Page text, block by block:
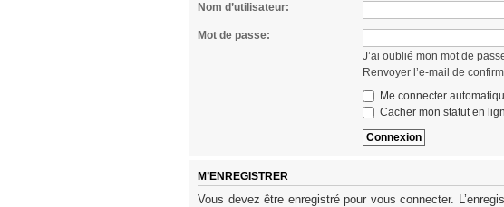
Nom d’utilisateur:
Mot de passe:
J’ai oublié mon mot de
Renvoyer l’e-mail de
Me connecter
Cacher mon statut en
M’ENREGISTRER
Vous devez être enregistré pour vous connecter.